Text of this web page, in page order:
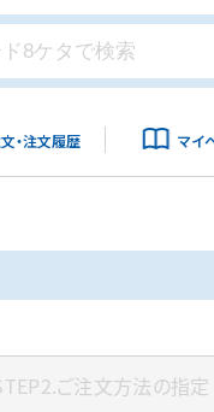
・注文履歴 マイ
ご注文方法の指定